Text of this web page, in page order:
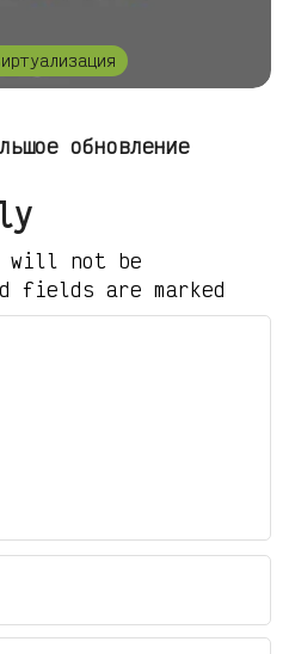
обновление
will not be
fields are marked